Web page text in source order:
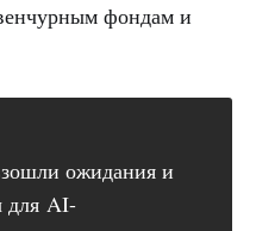
фондам и
ожидания и
для AI-